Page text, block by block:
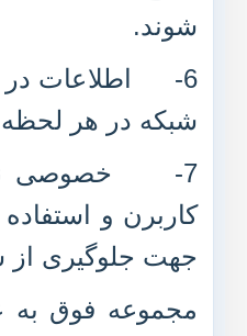
شوند.
6- اطلاعات در
شبکه در هر لحظه
7- خصوصی
کاربرن و استفاده
جهت جلوگیری از
مجموعه فوق به